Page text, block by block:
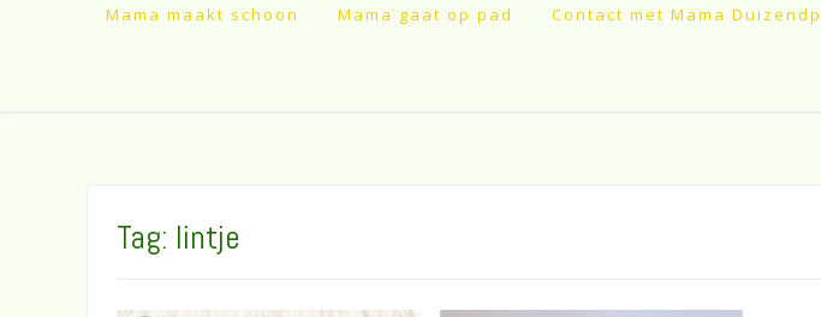
Mama maakt schoon Mama gaat op pad Contact met Mama
Tag: lintje